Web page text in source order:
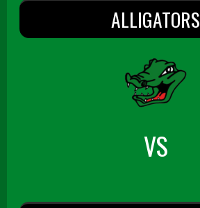
ALLIGATORS
VS